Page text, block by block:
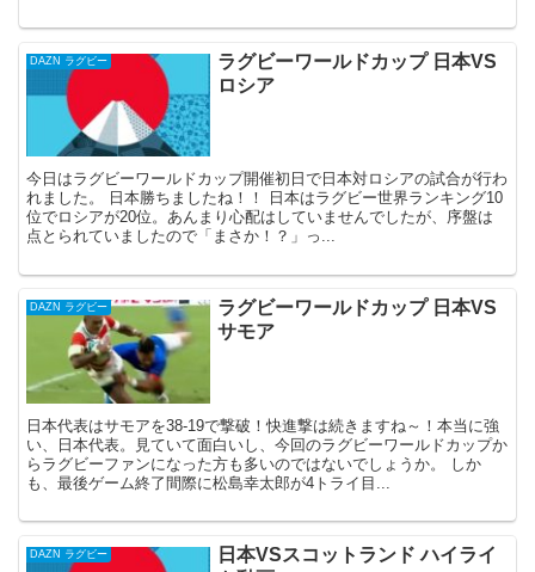
DAZN ラグビー
ラグビーワールドカップ 日本VS
ロシア
今日はラグビーワールドカップ開催初日で日本対ロシアの試合が行わ
れました。 日本勝ちましたね！！ 日本はラグビー世界ランキング10
位でロシアが20位。あんまり心配はしていませんでしたが、序盤は
点とられていましたので「まさか！？」っ...
DAZN ラグビー
ラグビーワールドカップ 日本VS
サモア
日本代表はサモアを38-19で撃破！快進撃は続きますね～！本当に強
い、日本代表。見ていて面白いし、今回のラグビーワールドカップか
らラグビーファンになった方も多いのではないでしょうか。 しか
も、最後ゲーム終了間際に松島幸太郎が4トライ目...
DAZN ラグビー
日本VSスコットランド ハイライ